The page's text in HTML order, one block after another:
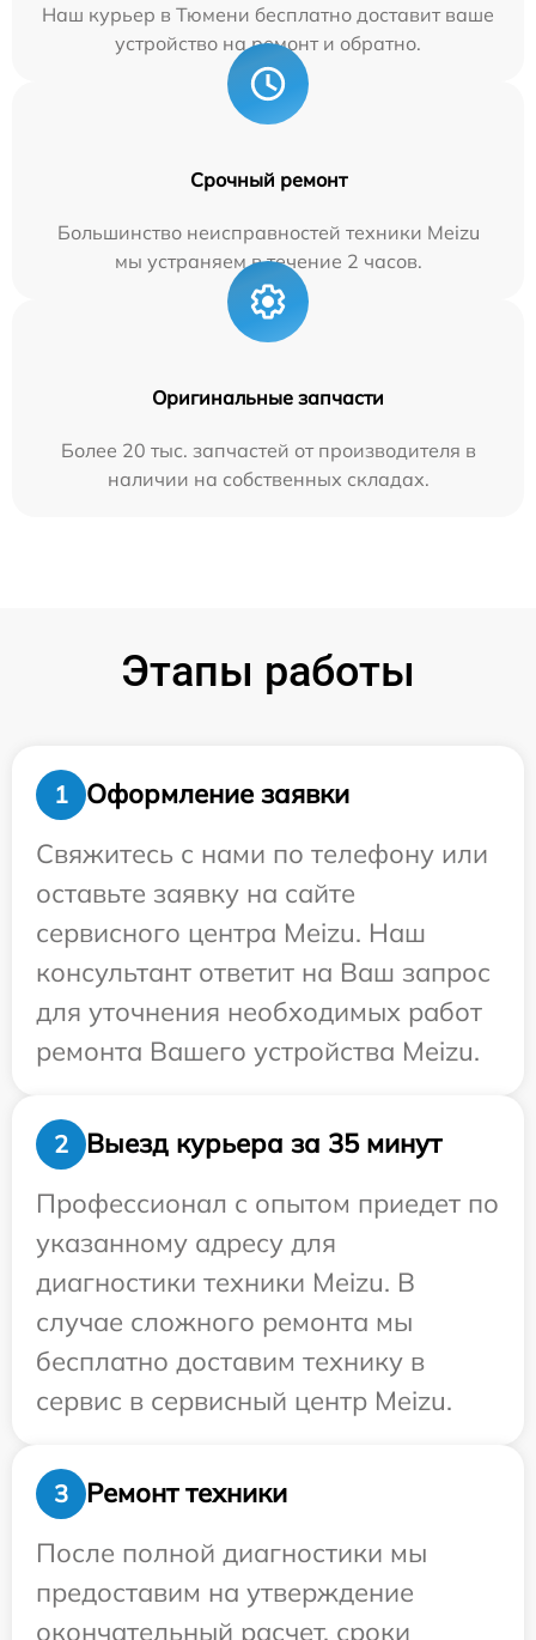
Наш курьер в Тюмени бесплатно доставит ваше
устройство на ремонт и обратно.
Срочный ремонт
Большинство неисправностей техники Meizu
мы устраняем в течение 2 часов.
Оригинальные запчасти
Более 20 тыс. запчастей от производителя в
наличии на собственных складах.
Этапы работы
1
Оформление заявки
Свяжитесь с нами по телефону или
оставьте заявку на сайте
сервисного центра Meizu. Наш
консультант ответит на Ваш запрос
для уточнения необходимых работ
ремонта Вашего устройства Meizu.
2
Выезд курьера за 35 минут
Профессионал с опытом приедет по
указанному адресу для
диагностики техники Meizu. В
случае сложного ремонта мы
бесплатно доставим технику в
сервис в сервисный центр Meizu.
3
Ремонт техники
После полной диагностики мы
предоставим на утверждение
окончательный расчет, сроки